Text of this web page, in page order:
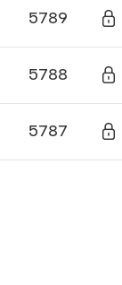
5789
5788
5787